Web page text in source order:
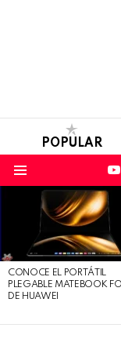
POPULAR
STORIES
CONOCE EL PORTÁTIL
PLEGABLE MATEBOOK
DE HUAWEI